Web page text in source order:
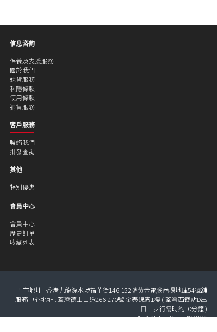
信息咨詢
保養及支援服務
關於我們
送貨服務
私隱條款
使用條款
退貨服務
客戶服務
聯絡我們
批發查詢
其他
特別優惠
會員中心
會員中心
歷史訂單
收藏列表
門市地址 : 香港九龍深水埗福華街146-152號黃金電腦商埸地庫54號舖
服務中心地址 : 荃灣德士古道266-270號 金泰線廠1樓 ( 荃灣西鐵站D出
口﹐步行需時約10分鐘 )
ZETA Online Store © 2026